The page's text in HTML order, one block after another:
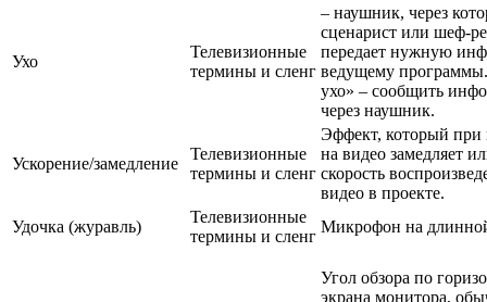
Ухо
Телевизионные
термины и сленг
– наушник, через
сценарист или шеф-
передает нужную
ведущему
ухо» – сообщить
через наушник.
Ускорение/замедление
Телевизионные
термины и сленг
Эффект, который при
на видео замедляет
скорость
видео в проекте.
Удочка (журавль)
Телевизионные
термины и сленг
Микрофон на
Угол обзора по
экрана монитора,